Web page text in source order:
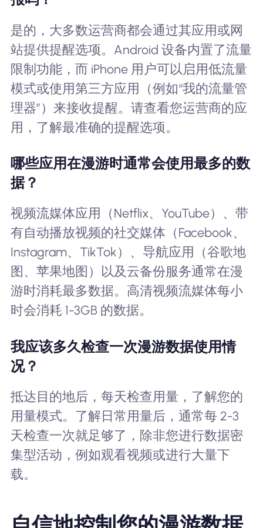
是的，大多数运营商都会通过其应用或网
站提供提醒选项。Android 设备内置了流量
限制功能，而 iPhone 用户可以启用低流量
模式或使用第三方应用（例如“我的流量管
理器”）来接收提醒。请查看您运营商的应
用，了解最准确的提醒选项。
哪些应用在漫游时通常会使用最多的数
据？
视频流媒体应用（Netflix、YouTube）、带
有自动播放视频的社交媒体（Facebook、
Instagram、TikTok）、导航应用（谷歌地
图、苹果地图）以及云备份服务通常在漫
游时消耗最多数据。高清视频流媒体每小
时会消耗 1-3GB 的数据。
我应该多久检查一次漫游数据使用情
况？
抵达目的地后，每天检查用量，了解您的
用量模式。了解日常用量后，通常每 2-3
天检查一次就足够了，除非您进行数据密
集型活动，例如观看视频或进行大量下
载。